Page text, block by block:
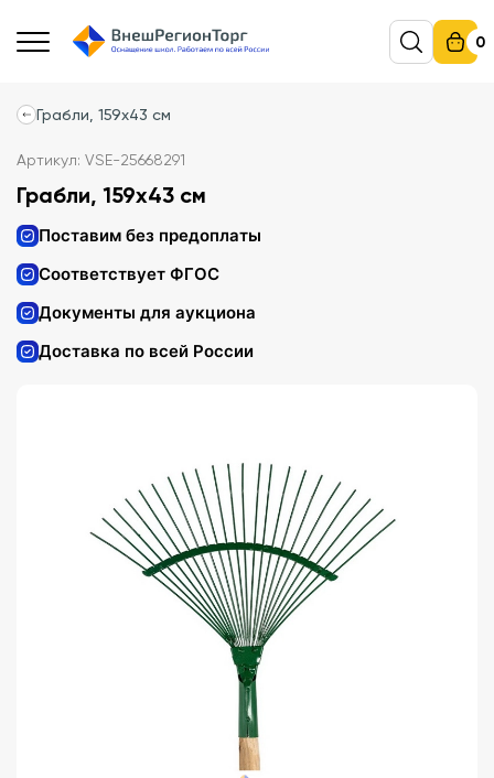
0
Грабли, 159х43 см
Артикул: VSE-25668291
Грабли, 159х43 см
Поставим без предоплаты
Соответствует ФГОС
Документы для аукциона
Доставка по всей России